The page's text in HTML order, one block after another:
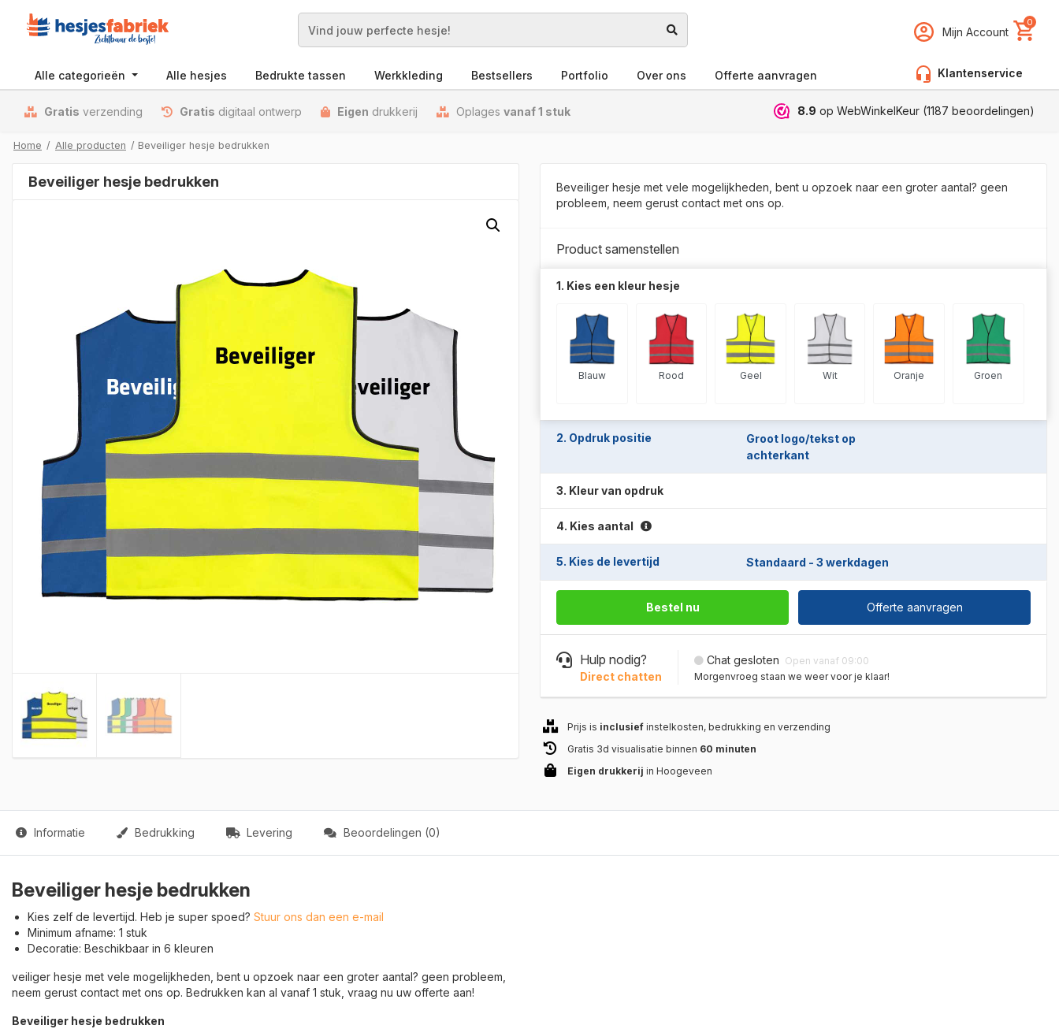
Zoek Mijn Account
0
Alle categorieën Alle hesjes Bedrukte tassen Werkkleding Bestsellers Portfolio Over ons Offerte aanvragen Klantenservice
Gratis verzending Gratis digitaal ontwerp Eigen drukkerij Oplages vanaf 1 stuk 8.9 op WebWinkelKeur (1187 beoordelingen)
Home / Alle producten / Beveiliger hesje bedrukken
Beveiliger hesje bedrukken
Beveiliger hesje met vele mogelijkheden, bent u opzoek naar een groter aantal? geen
probleem, neem gerust contact met ons op.
Product samenstellen
1. Kies een kleur hesje
Blauw Rood Geel Wit Oranje Groen
2. Opdruk positie
Groot logo/tekst op
achterkant
3. Kleur van opdruk
4. Kies aantal
5. Kies de levertijd Standaard - 3 werkdagen
Bestel nu Offerte aanvragen
Hulp nodig?
Direct chatten
Chat gesloten Open vanaf 09:00
Morgenvroeg staan we weer voor je klaar!
Prijs is inclusief instelkosten, bedrukking en verzending
Gratis 3d visualisatie binnen 60 minuten
Eigen drukkerij in Hoogeveen
Informatie Bedrukking Levering Beoordelingen (0)
Beveiliger hesje bedrukken
Kies zelf de levertijd. Heb je super spoed? Stuur ons dan een e-mail
Minimum afname: 1 stuk
Decoratie: Beschikbaar in 6 kleuren
veiliger hesje met vele mogelijkheden, bent u opzoek naar een groter aantal? geen probleem,
neem gerust contact met ons op. Bedrukken kan al vanaf 1 stuk, vraag nu uw offerte aan!
Beveiliger hesje bedrukken